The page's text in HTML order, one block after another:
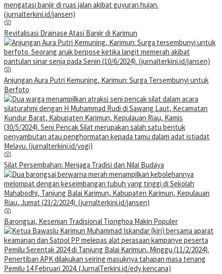
Revitalisasi Drainase Atasi Banjir di Karimun
Anjungan Aura Putri Kemuning, Karimun: Surga Tersembunyi untuk
Berfoto
Silat Persembahan: Menjaga Tradisi dan Nilai Budaya
Barongsai, Kesenian Tradisional Tionghoa Makin Populer